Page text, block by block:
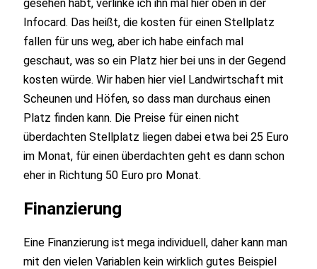
gesehen habt, verlinke ich ihn mal hier oben in der
Infocard. Das heißt, die kosten für einen Stellplatz
fallen für uns weg, aber ich habe einfach mal
geschaut, was so ein Platz hier bei uns in der Gegend
kosten würde. Wir haben hier viel Landwirtschaft mit
Scheunen und Höfen, so dass man durchaus einen
Platz finden kann. Die Preise für einen nicht
überdachten Stellplatz liegen dabei etwa bei 25 Euro
im Monat, für einen überdachten geht es dann schon
eher in Richtung 50 Euro pro Monat.
Finanzierung
Eine Finanzierung ist mega individuell, daher kann man
mit den vielen Variablen kein wirklich gutes Beispiel